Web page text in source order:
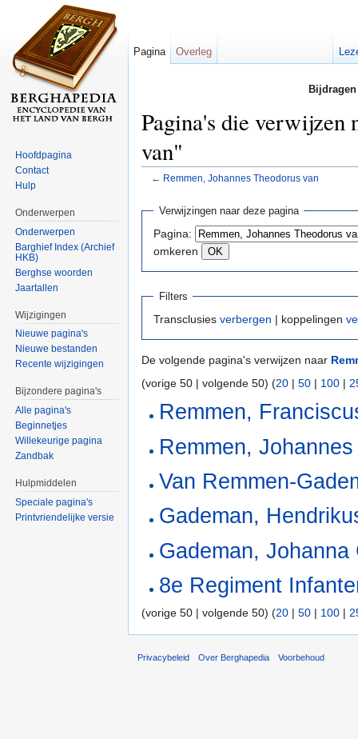
Pagina's die verwijzen
van"
← Remmen, Johannes Theodorus van
Verwijzingen naar deze pagina
Pagina:
omkeren
Filters
Transclusies verbergen | koppelingen
De volgende pagina's verwijzen naar
(vorige 50 | volgende 50) (20 | 50 | 100 |
Remmen,
Remmen,
Van Remmen-
Gademan,
Gademan,
8e Regiment
(vorige 50 | volgende 50) (20 | 50 | 100 |
Pagina Overleg
Hoofdpagina
Contact
Hulp
Onderwerpen
Onderwerpen
Barghief Index (Archief
HKB)
Berghse woorden
Jaartallen
Wijzigingen
Nieuwe pagina's
Nieuwe bestanden
Recente wijzigingen
Bijzondere pagina's
Alle pagina's
Beginnetjes
Willekeurige pagina
Zandbak
Hulpmiddelen
Speciale pagina's
Printvriendelijke versie
Privacybeleid Over Berghapedia Voorbehoud